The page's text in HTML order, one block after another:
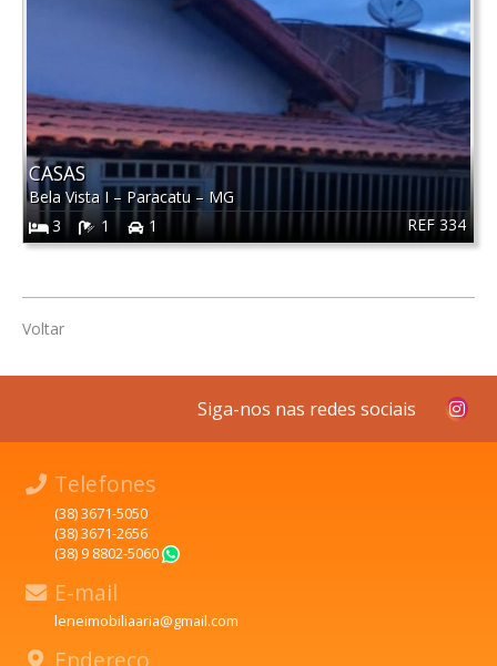
REF 334
CASAS
Bela Vista I – Paracatu – MG
3
1 1
Voltar
Siga-nos nas redes sociais
Telefones
(38) 3671-5050
(38) 3671-2656
(38) 9 8802-5060
E-mail
leneimobiliaaria@gmail.com
Endereço